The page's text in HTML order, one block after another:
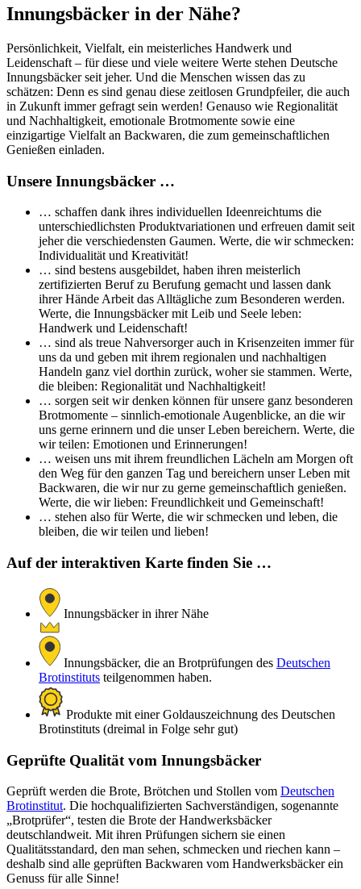
Innungsbäcker in der Nähe?
Persönlichkeit, Vielfalt, ein meisterliches Handwerk und
Leidenschaft – für diese und viele weitere Werte stehen Deutsche
Innungsbäcker seit jeher. Und die Menschen wissen das zu
schätzen: Denn es sind genau diese zeitlosen Grundpfeiler, die auch
in Zukunft immer gefragt sein werden! Genauso wie Regionalität
und Nachhaltigkeit, emotionale Brotmomente sowie eine
einzigartige Vielfalt an Backwaren, die zum gemeinschaftlichen
Genießen einladen.
Unsere Innungsbäcker …
… schaffen dank ihres individuellen Ideenreichtums die
unterschiedlichsten Produktvariationen und erfreuen damit seit
jeher die verschiedensten Gaumen. Werte, die wir schmecken:
Individualität und Kreativität!
… sind bestens ausgebildet, haben ihren meisterlich
zertifizierten Beruf zu Berufung gemacht und lassen dank
ihrer Hände Arbeit das Alltägliche zum Besonderen werden.
Werte, die Innungsbäcker mit Leib und Seele leben:
Handwerk und Leidenschaft!
… sind als treue Nahversorger auch in Krisenzeiten immer für
uns da und geben mit ihrem regionalen und nachhaltigen
Handeln ganz viel dorthin zurück, woher sie stammen. Werte,
die bleiben: Regionalität und Nachhaltigkeit!
… sorgen seit wir denken können für unsere ganz besonderen
Brotmomente – sinnlich-emotionale Augenblicke, an die wir
uns gerne erinnern und die unser Leben bereichern. Werte, die
wir teilen: Emotionen und Erinnerungen!
… weisen uns mit ihrem freundlichen Lächeln am Morgen oft
den Weg für den ganzen Tag und bereichern unser Leben mit
Backwaren, die wir nur zu gerne gemeinschaftlich genießen.
Werte, die wir lieben: Freundlichkeit und Gemeinschaft!
… stehen also für Werte, die wir schmecken und leben, die
bleiben, die wir teilen und lieben!
Auf der interaktiven Karte finden Sie …
Innungsbäcker in ihrer Nähe
Innungsbäcker, die an Brotprüfungen des Deutschen
Brotinstituts teilgenommen haben.
Produkte mit einer Goldauszeichnung des Deutschen
Brotinstituts (dreimal in Folge sehr gut)
Geprüfte Qualität vom Innungsbäcker
Geprüft werden die Brote, Brötchen und Stollen vom Deutschen
Brotinstitut. Die hochqualifizierten Sachverständigen, sogenannte
„Brotprüfer“, testen die Brote der Handwerksbäcker
deutschlandweit. Mit ihren Prüfungen sichern sie einen
Qualitätsstandard, den man sehen, schmecken und riechen kann –
deshalb sind alle geprüften Backwaren vom Handwerksbäcker ein
Genuss für alle Sinne!